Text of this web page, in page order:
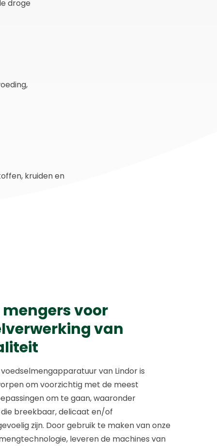
droge
kruiden en
voor
van
van Lindor is
om voorzichtig met de meest
om te gaan, waaronder
breekbaar, delicaat en/of
zijn. Door gebruik te maken van onze
leveren de machines van